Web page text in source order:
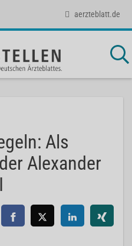
aerzteblatt.de
Als
Alexander